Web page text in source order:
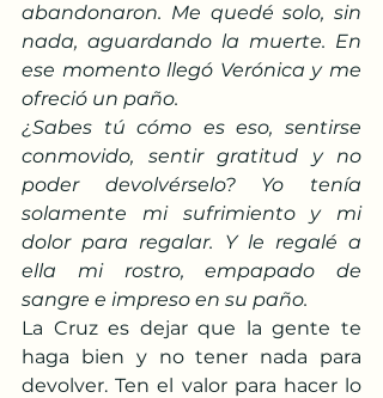
abandonaron. Me quedé solo, sin
nada, aguardando la muerte. En
ese momento llegó Verónica y me
ofreció un paño.
¿Sabes tú cómo es eso, sentirse
conmovido, sentir gratitud y no
poder devolvérselo? Yo tenía
solamente mi sufrimiento y mi
dolor para regalar. Y le regalé a
ella mi rostro, empapado de
sangre e impreso en su paño.
La Cruz es dejar que la gente te
haga bien y no tener nada para
devolver. Ten el valor para hacer lo